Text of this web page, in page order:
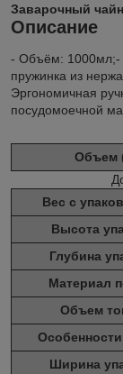
Заварочный
Описание
- Объём: 1000мл;-
пружинка из
Эргономичная
посудомоечной
Объем
Вес с
Высота
Глубина
Материал
Объем
Ширина